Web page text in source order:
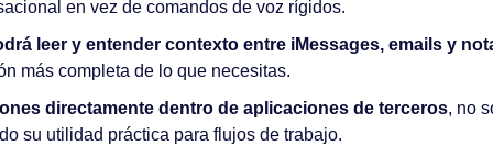
en vez de comandos de voz rígidos.
leer y entender contexto entre iMessages, emails y
más completa de lo que necesitas.
directamente dentro de aplicaciones de terceros, no
su utilidad práctica para flujos de trabajo.